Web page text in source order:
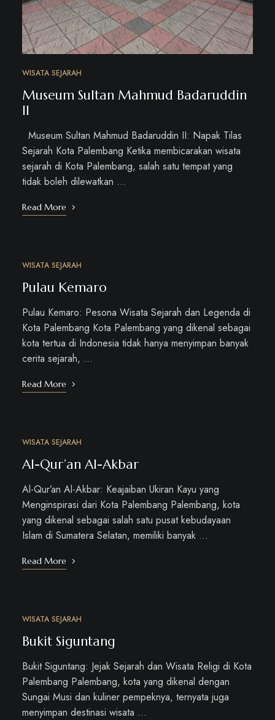
WISATA SEJARAH
Museum Sultan Mahmud Badaruddin
II
Museum Sultan Mahmud Badaruddin II: Napak Tilas
Sejarah Kota Palembang Ketika membicarakan wisata
sejarah di Kota Palembang, salah satu tempat yang
tidak boleh dilewatkan …
Read More
OKT
WISATA SEJARAH
Pulau Kemaro
Pulau Kemaro: Pesona Wisata Sejarah dan Legenda di
Kota Palembang Kota Palembang yang dikenal sebagai
kota tertua di Indonesia tidak hanya menyimpan banyak
cerita sejarah, …
Read More
OKT
WISATA SEJARAH
Al-Qur’an Al-Akbar
Al-Qur’an Al-Akbar: Keajaiban Ukiran Kayu yang
Menginspirasi dari Kota Palembang Palembang, kota
yang dikenal sebagai salah satu pusat kebudayaan
Islam di Sumatera Selatan, memiliki banyak …
Read More
OKT
WISATA SEJARAH
Bukit Siguntang
Bukit Siguntang: Jejak Sejarah dan Wisata Religi di Kota
Palembang Palembang, kota yang dikenal dengan
Sungai Musi dan kuliner pempeknya, ternyata juga
menyimpan destinasi wisata …